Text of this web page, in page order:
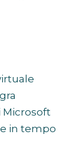
in tempo